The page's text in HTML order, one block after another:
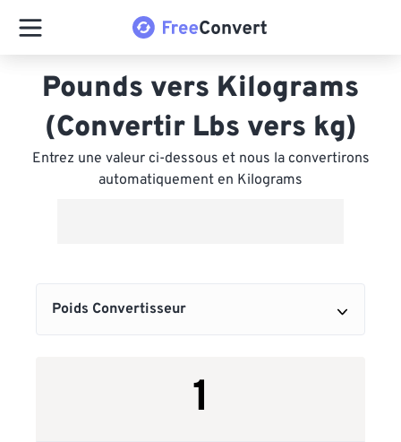
Pounds vers Kilograms
(Convertir Lbs vers kg)
Entrez une valeur ci-dessous et nous la convertirons
automatiquement en Kilograms